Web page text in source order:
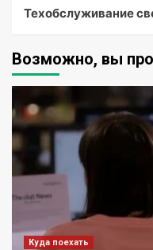
Техобслуживание
Возможно, вы
Куда поехать